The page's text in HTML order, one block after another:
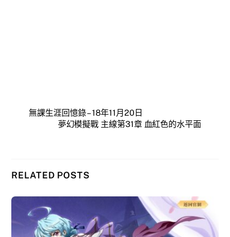
無課生涯回憶錄 – 18年11月20日
夢幻模擬戰 主線第31章 血紅色的水平面
RELATED POSTS